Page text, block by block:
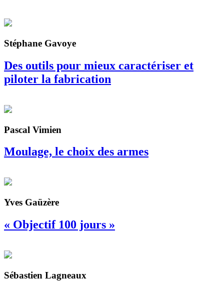
Stéphane Gavoye
Des outils pour mieux caractériser et
piloter la fabrication
Pascal Vimien
Moulage, le choix des armes
Yves Gaüzère
« Objectif 100 jours »
Sébastien Lagneaux